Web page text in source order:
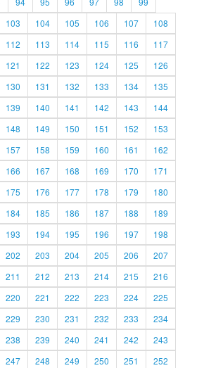
103 104 105 106 107
108
112 113 114 115 116
117
121 122 123 124 125
126
130 131 132 133 134
135
139 140 141 142 143
144
148 149 150 151 152
153
157 158 159 160 161
162
166 167 168 169 170
171
175 176 177 178 179
180
184 185 186 187 188
189
193 194 195 196 197
198
202 203 204 205 206
207
211 212 213 214 215
216
220 221 222 223 224
225
229 230 231 232 233
234
238 239 240 241 242
243
247 248 249 250 251
252